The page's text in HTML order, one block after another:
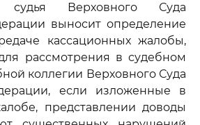
судья Верховного Суда
выносит определение
кассационных жалобы,
рассмотрения в судебном
коллегии Верховного Суда
если изложенные в
представлении доводы